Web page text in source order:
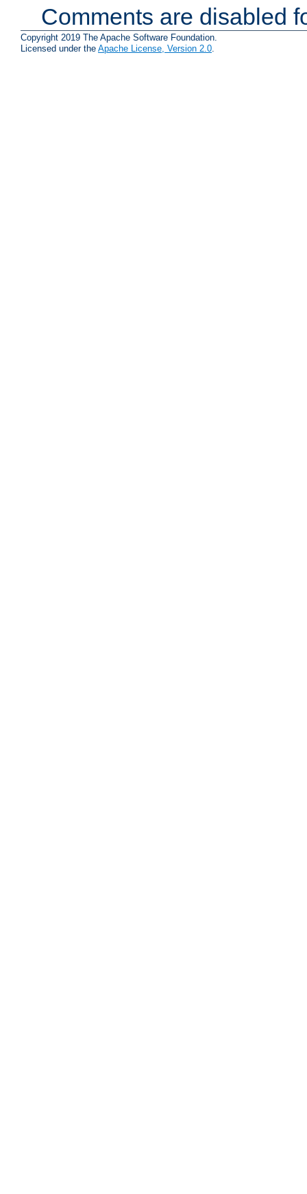
Comments are disabled
Copyright 2019 The Apache Software Foundation.
Licensed under the Apache License, Version 2.0.